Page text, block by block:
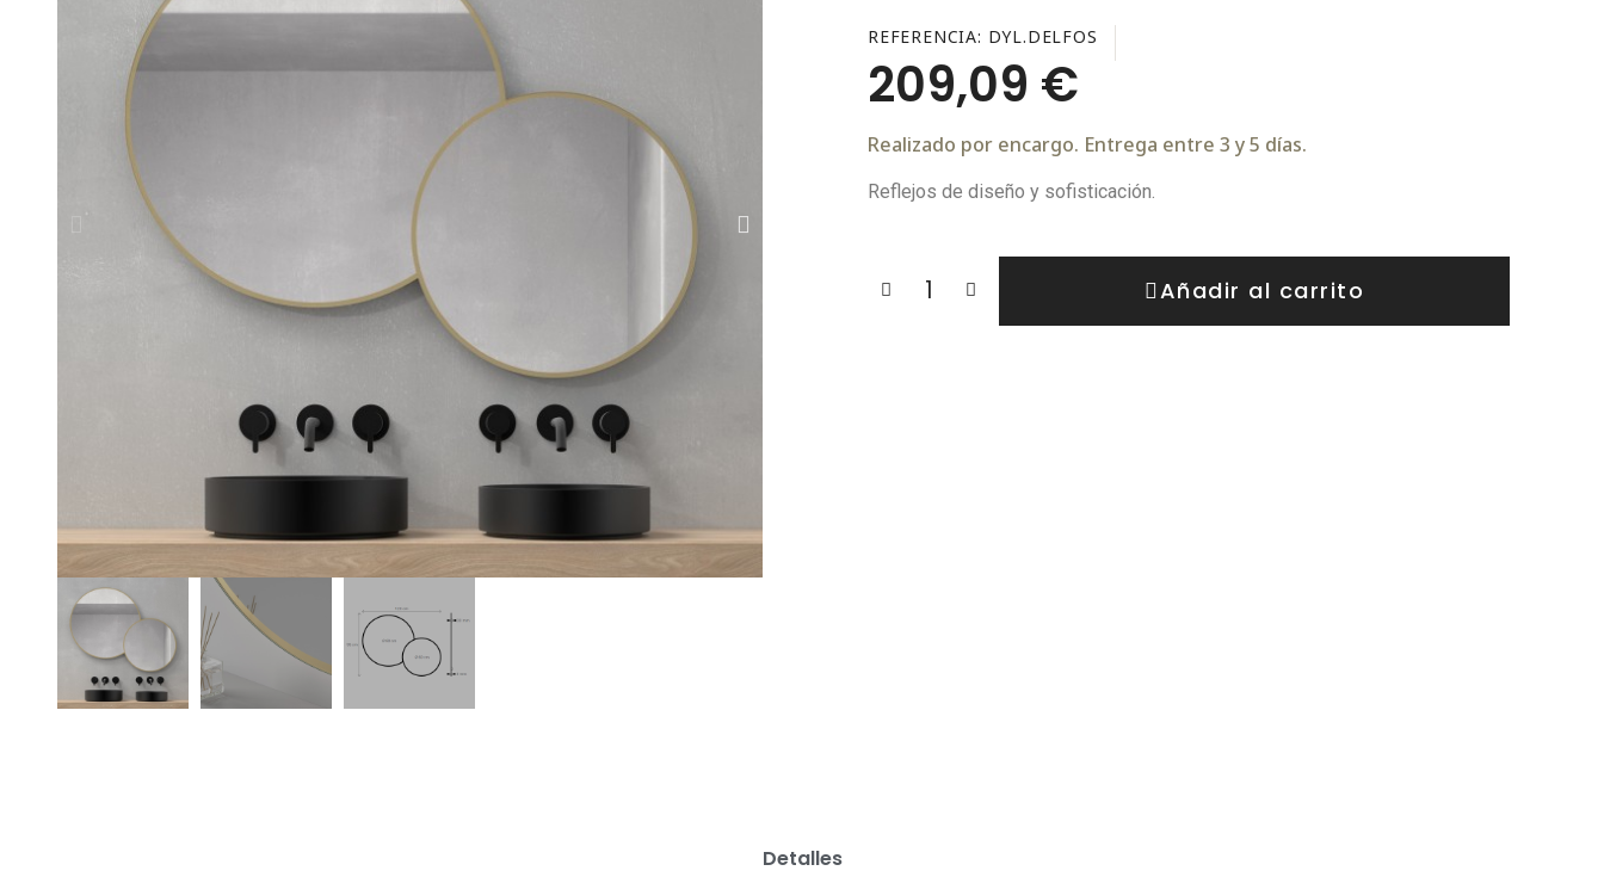
REFERENCIA DYL.DELFOS
209,09 €
Realizado por encargo. Entrega entre 3 y 5 días.
Reflejos de diseño y sofisticación.
Añadir al carrito
Detalles